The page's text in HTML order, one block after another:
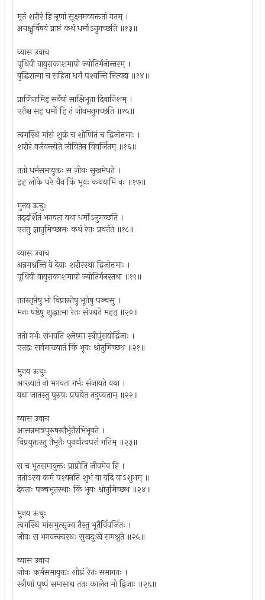
मृतं शरीरं हि नृणां सूक्ष्ममव्यक्ततां गतम् ।
अचक्षुर्विषयं प्राप्तं कथं धर्मोऽनुगच्छति ॥१३॥
व्यास उवाच
पृथिवी वायुराकाशमापो ज्योतिर्मनोन्तरम् ।
बुद्धिरात्मा च सहिता धर्मं पश्यन्ति नित्यदा ॥१४॥
प्राणिनामिह सर्वेषां साक्षिभूता दिवानिशम् ।
एतैश्च सह धर्मो हि तं जीवमनुगच्छति ॥१५॥
त्वगस्थि मांसं शुक्रं च शोणितं च द्विजोत्तमाः ।
शरीरं वर्जयन्त्येते जीवितेन विवर्जितम् ॥१६॥
ततो धर्मसमायुक्तः स जीवः सुखमेधते ।
इह लोके परे चैव किं भूयः कथयामि वः ॥१७॥
मुनय ऊचुः
तद्‌दर्शितं भगवता यथा धर्मोऽनुगच्छति ।
एतत्तु ज्ञातुमिच्छामः कथं रेतः प्रवर्तते ॥१८॥
व्यास उवाच
अन्नमश्नन्ति ये देवाः शरीरस्था द्विजोत्तमाः ।
पृथिवी वायुराकाशमापो ज्योतिर्मनस्तथा ॥१९॥
ततस्तृप्तेषु भो विप्रास्तेषु भूतेषु पञ्चसु ।
मनः षष्ठेषु शुद्धात्मा रेतः संपद्यते महत् ॥२०॥
ततो गर्भः संभवति श्लेष्मा स्त्रीपुंसयोर्द्विजाः ।
एतद्वः सर्वमाख्यातं किं भूयः श्रोतुमिच्छथ ॥२१॥
मुनय ऊचुः
आख्यातं नो भगवता गर्भः संजायते यथा ।
यथा जातस्तु पुरुषः प्रपद्येत तदुच्यताम् ॥२२॥
व्यास उवाच
आसन्नमात्रपुरुषस्तैर्भूतैरभिभूयते ।
विप्रयुक्तस्तु तैभूतैः पुनर्यात्यपरां गतिम् ॥२३॥
स च भूतसमायुक्तः प्राप्नोति जीवमेव हि ।
ततोऽस्य कर्म पश्यनति शुभं वा यदि वाऽशुभम् ॥
देवताः पञ्चभूतस्थाः किं भूयः श्रोतुमिच्छथ ॥२४॥
मुनय ऊचुः
त्वगस्थि मांसमुत्सृज्य तैस्तु भूतैर्विवर्जितः ।
जीवः स भगवन्क्वस्थः सुखदुःखे समश्नुते ॥२५॥
व्यास उवाच
जीवः कर्मसमायुक्तः शीघ्रं रेतः समागतः ।
स्त्रीणां पुष्पं समासाद्य ततः कालेन भो द्विजाः ॥२६॥